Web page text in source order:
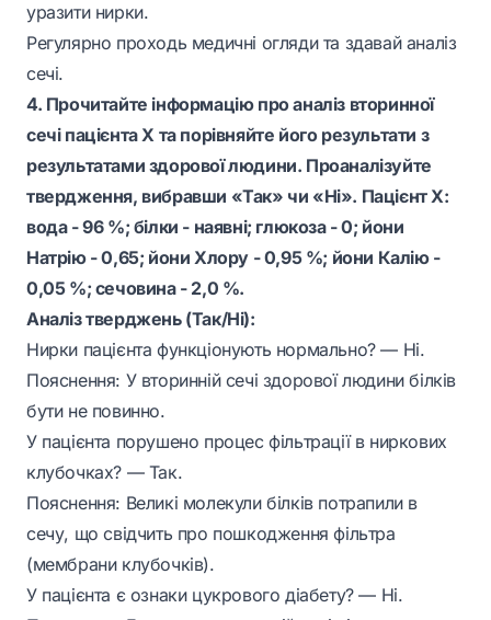
уразити нирки.
Регулярно проходь медичні огляди та здавай аналіз
сечі.
4. Прочитайте інформацію про аналіз вторинної
сечі пацієнта X та порівняйте його результати з
результатами здорової людини. Проаналізуйте
твердження, вибравши «Так» чи «Ні». Пацієнт X:
вода - 96 %; білки - наявні; глюкоза - 0; йони
Натрію - 0,65; йони Хлору - 0,95 %; йони Калію -
0,05 %; сечовина - 2,0 %.
Аналіз тверджень (Так/Ні):
Нирки пацієнта функціонують нормально? — Ні.
Пояснення: У вторинній сечі здорової людини білків
бути не повинно.
У пацієнта порушено процес фільтрації в ниркових
клубочках? — Так.
Пояснення: Великі молекули білків потрапили в
сечу, що свідчить про пошкодження фільтра
(мембрани клубочків).
У пацієнта є ознаки цукрового діабету? — Ні.